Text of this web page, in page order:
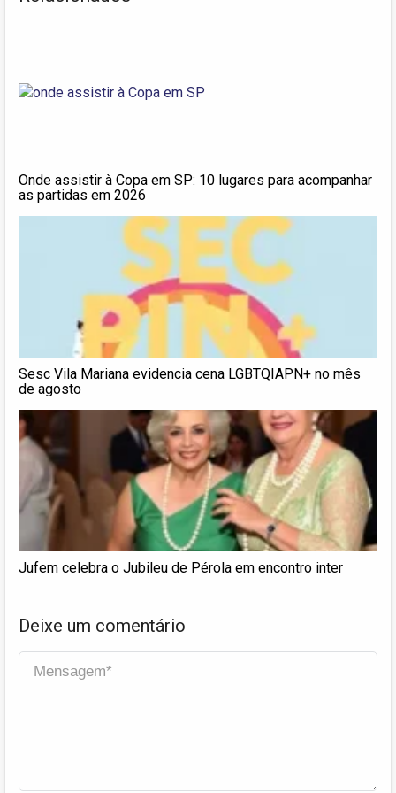
Onde assistir à Copa em SP: 10 lugares para acompanhar
as partidas em 2026
Sesc Vila Mariana evidencia cena LGBTQIAPN+ no mês
de agosto
Jufem celebra o Jubileu de Pérola em encontro inter
Deixe um comentário